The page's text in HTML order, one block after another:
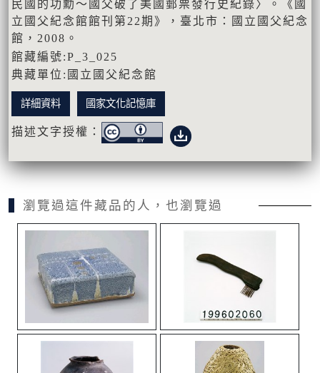
民國的功勳～國父破了美國郵票發行史紀錄〉。《國
立國父紀念館館刊第22期》，臺北市：國立國父紀念
館，2008。
館藏編號:P_3_025
典藏單位:國立國父紀念館
詳細資料 國家文化記憶庫
描述文字授權：
瀏覽過這件藏品的人，也瀏覽過